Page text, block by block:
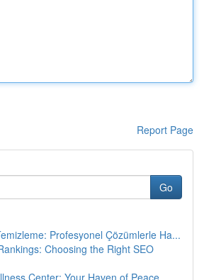
Report Page
Go
Profesyonel Çözümlerle Ha...
Choosing the Right SEO
Center: Your Haven of Peace